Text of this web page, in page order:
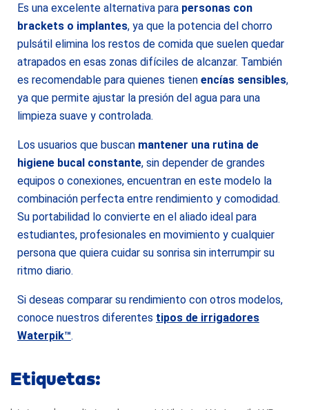
Es una excelente alternativa para personas con
brackets o implantes, ya que la potencia del chorro
pulsátil elimina los restos de comida que suelen quedar
atrapados en esas zonas difíciles de alcanzar. También
es recomendable para quienes tienen encías sensibles,
ya que permite ajustar la presión del agua para una
limpieza suave y controlada.
Los usuarios que buscan mantener una rutina de
higiene bucal constante, sin depender de grandes
equipos o conexiones, encuentran en este modelo la
combinación perfecta entre rendimiento y comodidad.
Su portabilidad lo convierte en el aliado ideal para
estudiantes, profesionales en movimiento y cualquier
persona que quiera cuidar su sonrisa sin interrumpir su
ritmo diario.
Si deseas comparar su rendimiento con otros modelos,
conoce nuestros diferentes tipos de irrigadores
Waterpik™.
Etiquetas: